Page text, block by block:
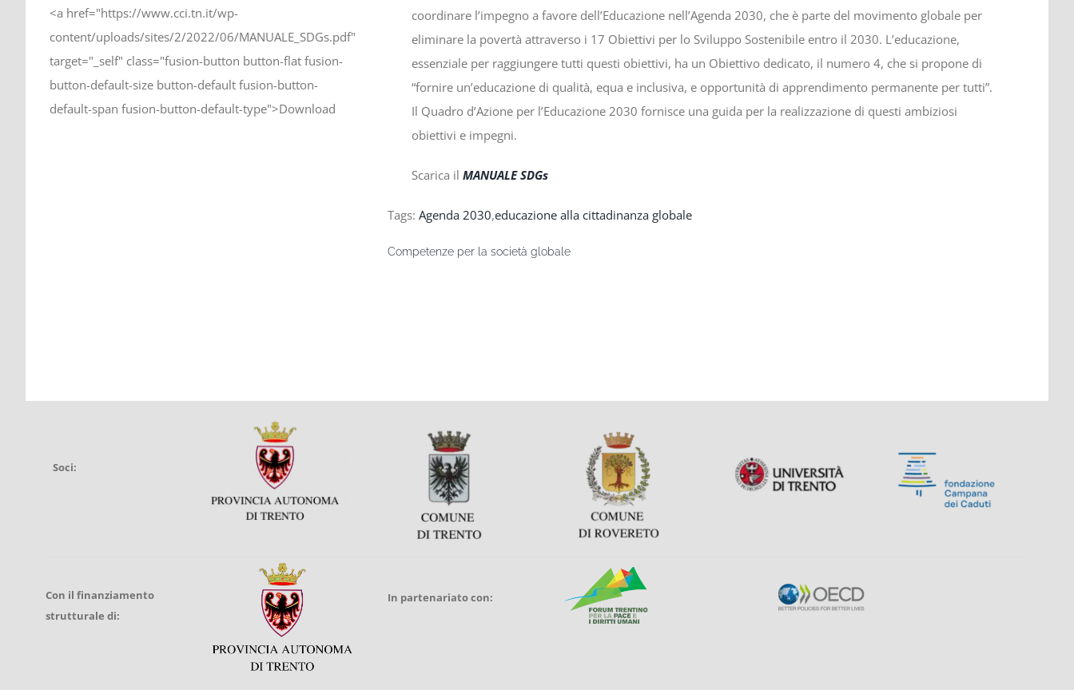
<a href="https://www.cci.tn.it/wp-
content/uploads/sites/2/2022/06/MANUALE_SDGs.pdf"
target="_self" class="fusion-button button-flat fusion-
button-default-size button-default fusion-button-
default-span fusion-button-default-type">Download
coordinare l’impegno a favore dell’Educazione nell’Agenda 2030, che è parte del movimento globale per
eliminare la povertà attraverso i 17 Obiettivi per lo Sviluppo Sostenibile entro il 2030. L’educazione,
essenziale per raggiungere tutti questi obiettivi, ha un Obiettivo dedicato, il numero 4, che si propone di
“fornire un’educazione di qualità, equa e inclusiva, e opportunità di apprendimento permanente per tutti”.
Il Quadro d’Azione per l’Educazione 2030 fornisce una guida per la realizzazione di questi ambiziosi
obiettivi e impegni.
Scarica il MANUALE SDGs
Tags: Agenda 2030,educazione alla cittadinanza globale
Competenze per la società globale
Soci:
Con il finanziamento
strutturale di:
In partenariato con: